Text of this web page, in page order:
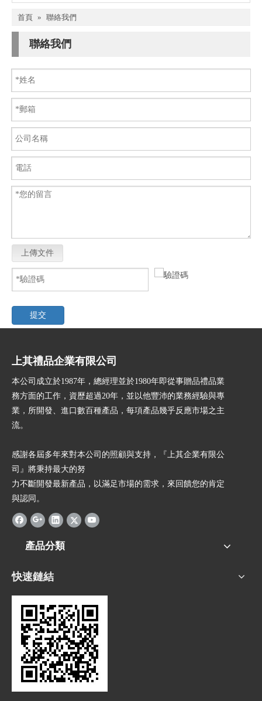
首頁 » 聯絡我們
聯絡我們
上傳文件
提交
上其禮品企業有限公司
本公司成立於1987年，總經理並於1980年即從事贈品禮品業
務方面的工作，資歷超過20年，並以他豐沛的業務經驗與專
業，所開發、進口數百種產品，每項產品幾乎反應市場之主
流。
感謝各屆多年來對本公司的照顧與支持，『上其企業有限公
司』將秉持最大的努
力不斷開發最新產品，以滿足市場的需求，來回饋您的肯定
與認同。
產品分類
快速鏈結